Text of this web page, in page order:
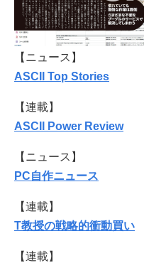
【ニュース】
ASCII Top Stories
【連載】
ASCII Power Review
【ニュース】
PC自作ニュース
【連載】
T教授の戦略的衝動買い
【連載】